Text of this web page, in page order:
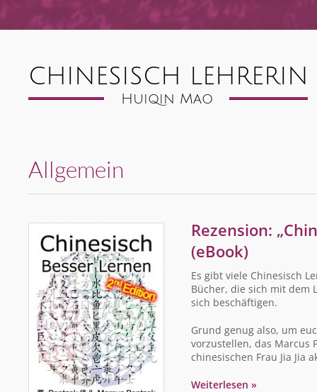
Allgemein
Rezension:
(eBook)
Es gibt viele Chinesisch
Bücher, die sich mit dem
sich beschäftigen.
Grund genug also, um
vorzustellen, das Marcus
chinesischen Frau Jia Jia
Weiterlesen »